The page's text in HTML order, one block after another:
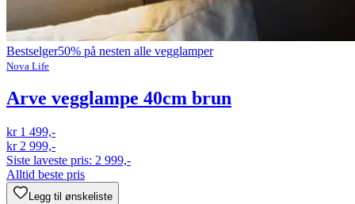
Bestselger50% på nesten alle vegglamper
Nova Life
Arve vegglampe 40cm brun
kr 1 499,-
kr 2 999,-
Siste laveste pris: 2 999,-
Alltid beste pris
Legg til ønskeliste